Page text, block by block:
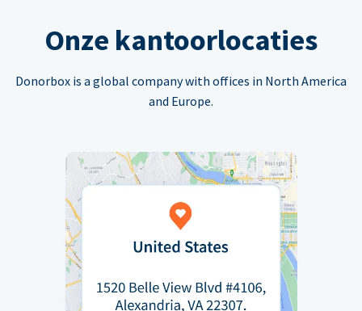
Onze kantoorlocaties
Donorbox is a global company with offices in North America
and Europe.